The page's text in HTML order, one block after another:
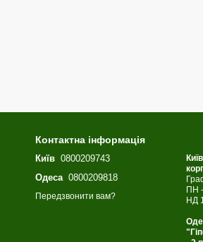
Контактна інформація
Київ 0800209743
Одеса0800209818
Передзвонити вам?
ПН
НД